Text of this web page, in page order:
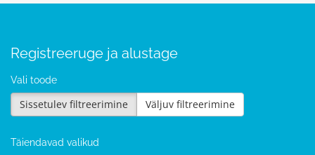
Registreeruge ja alustage
Vali toode
Sissetulev filtreerimine Väljuv filtreerimine
Täiendavad valikud